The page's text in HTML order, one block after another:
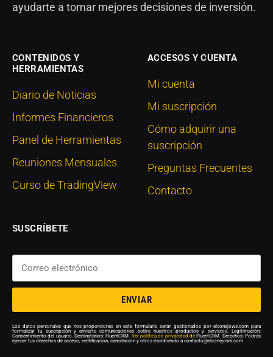
ayudarte a tomar mejores decisiones de inversión.
CONTENIDOS Y
HERRAMIENTAS
Diario de Noticias
Informes Financieros
Panel de Herramientas
Reuniones Mensuales
Curso de TradingView
ACCESOS Y CUENTA
Mi cuenta
Mi suscripción
Cómo adquirir una
suscripción
Preguntas Frecuentes
Contacto
SUSCRÍBETE
ENVIAR
Los datos personales que nos proporciones en este formulario serán gestionados por elconejows.com para
formalizar tu suscripción y enviarte comunicaciones sobre nuestros productos y servicios. Legitimación:
Consentimiento del usuario. Destinatarios: FluentCRM. Ver política de privacidad de FluentCRM. Derechos: Podrás
ejercer tus derechos de acceso, rectificación, cancelación y otros escribiendo a contacto@elconejows.com.